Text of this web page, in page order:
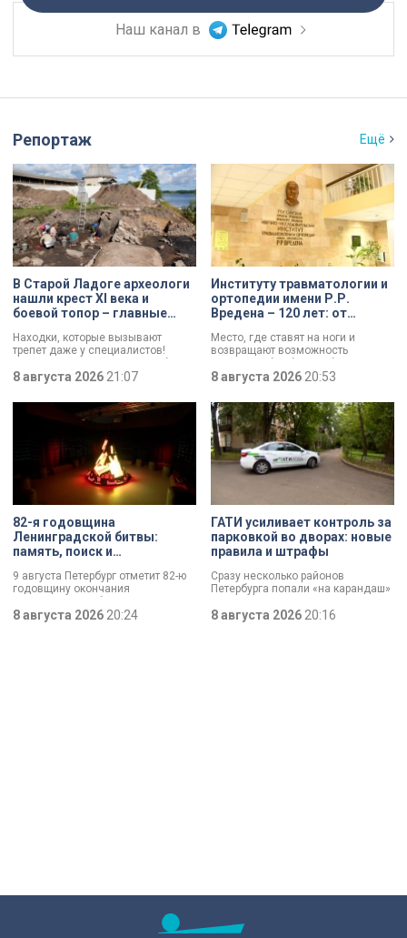
Наш канал в
Репортаж Ещё
В Старой Ладоге археологи
нашли крест XI века и
боевой топор – главные
Находки, которые вызывают
трепет даже у специалистов!
Нательный крест возрастом более
тысячи лет и боевой топор – вот
главные трофеи археологической
экспедиции в Старой Ладоге в
8 августа 2026 21:07
Институту травматологии и
ортопедии имени Р.Р.
Вредена – 120 лет: от
до передового
медицинского центра
Место, где ставят на ноги и
возвращают возможность
двигаться без боли. Юбилей
отмечает Институт травматологии
и ортопедии имени Р.Р. Вредена.
8 августа 2026 20:53
82-я годовщина
Ленинградской битвы:
память, поиск и
9 августа Петербург отметит 82-ю
годовщину окончания
воинской славы, который был
8 августа 2026 20:24
ГАТИ усиливает контроль за
парковкой во дворах: новые
правила и штрафы
Сразу несколько районов
Петербурга попали «на карандаш»
парковкой во дворах. За два
8 августа 2026 20:16